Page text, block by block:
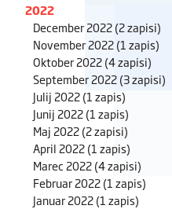
2022
December 2022(2 zapisi)
November 2022(1 zapis)
Oktober 2022(4 zapisi)
September 2022(3 zapisi)
Julij 2022(1 zapis)
Junij 2022(1 zapis)
Maj 2022(2 zapisi)
April 2022(1 zapis)
Marec 2022(4 zapisi)
Februar 2022(1 zapis)
Januar 2022(1 zapis)